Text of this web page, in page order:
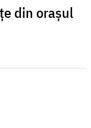
din orașul